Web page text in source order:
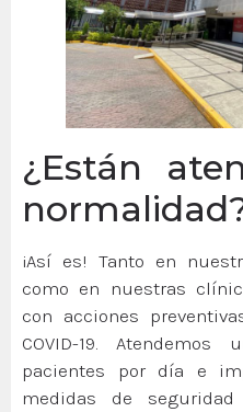
¿Están
¡Así es! Tanto en
como en nuestras
con acciones
COVID-19.
pacientes por día e
medidas de